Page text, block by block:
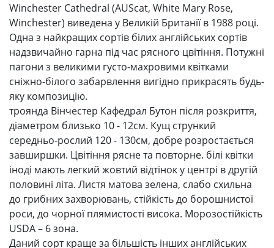
Winchester Cathedral (AUScat, White Mary Rose,
Winchester) виведена у Великій Британії в 1988 році.
Одна з найкращих сортів білих англійських сортів
надзвичайно гарна під час рясного цвітіння. Потужні
пагони з великими густо-махровими квітками
сніжно-білого забарвлення вигідно прикрасять будь-
яку композицію.
троянда Вінчестер Кафедрал Бутон після розкриття,
діаметром близько 10 - 12см. Кущ стрункий
середньо-рослий 120 - 130см, добре розростається
завширшки. Цвітіння рясне та повторне. білі квітки
іноді мають легкий жовтий відтінок у центрі в другій
половині літа. Листя матова зелена, слабо схильна
до грибних захворювань, стійкість до борошнистої
роси, до чорної плямистості висока. Морозостійкість
USDA – 6 зона.
Даний сорт краще за більшість інших англійських